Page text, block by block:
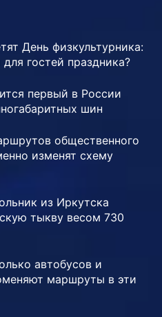
День физкультурника:
гостей праздника?
первый в России
шин
общественного
изменят схему
из Иркутска
тыкву весом 730
автобусов и
маршруты в эти